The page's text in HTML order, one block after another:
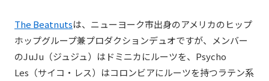
The Beatnutsは、ニューヨーク市出身のアメリカのヒップ
ホップグループ兼プロダクションデュオですが、
メンバー
のJuJu（ジュジュ）はドミニカにルーツを、Psycho
Les（サイコ・レス）はコロンビアにルーツを持つラテン系